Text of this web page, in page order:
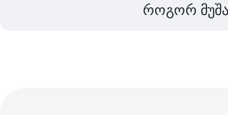
როგორ